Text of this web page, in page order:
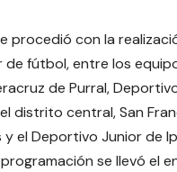
procedió con la
de fútbol, entre los
de Purral,
distrito central, San
y el Deportivo Junior de
se llevó el